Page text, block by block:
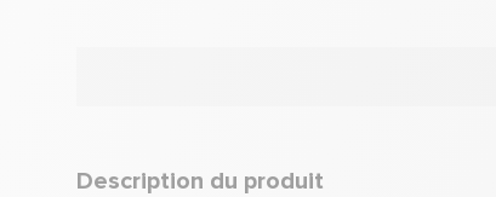
Description du produit